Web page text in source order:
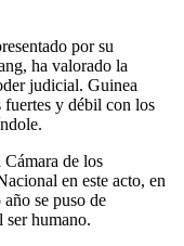
por su
ha valorado la
judicial. Guinea
fuertes y débil con los
de los
en este acto, en
se puso de
humano.